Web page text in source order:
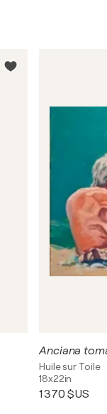
Anciana
Huile sur Toile
18x22in
1 370 $US